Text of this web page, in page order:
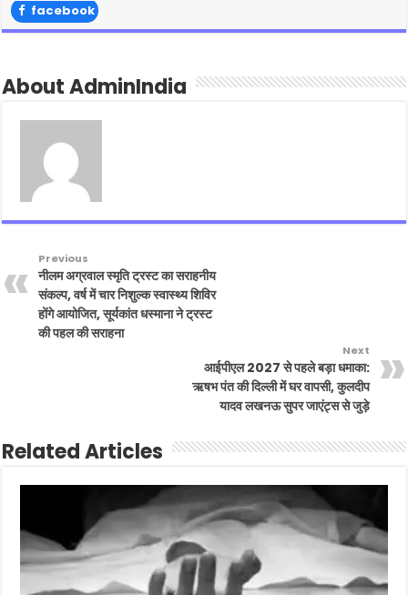
facebook
About AdminIndia
Previous
नीलम अग्रवाल स्मृति ट्रस्ट का सराहनीय
संकल्प, वर्ष में चार निशुल्क स्वास्थ्य शिविर
होंगे आयोजित, सूर्यकांत धस्माना ने ट्रस्ट
की पहल की सराहना
Next
आईपीएल 2027 से पहले बड़ा धमाका:
ऋषभ पंत की दिल्ली में घर वापसी, कुलदीप
यादव लखनऊ सुपर जाएंट्स से जुड़े
Related Articles